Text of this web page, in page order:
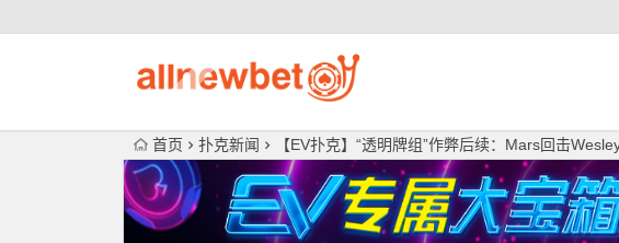
首页 扑克新闻 【EV扑克】“透明牌组”作弊后续：Mars回击